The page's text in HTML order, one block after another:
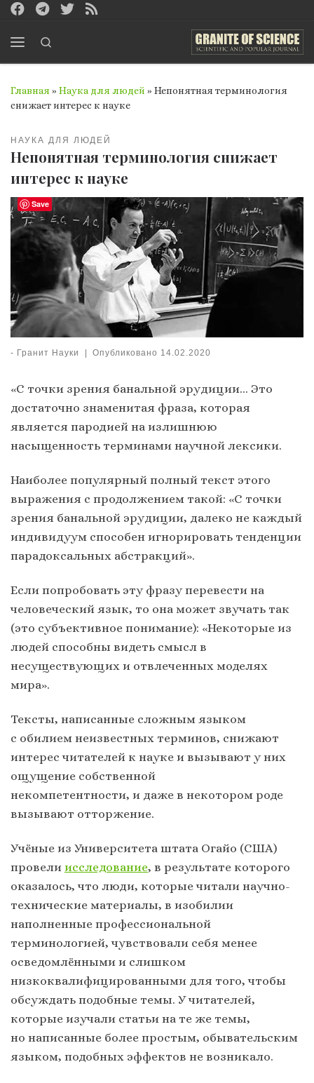
Перейти к содержимому
Главная » Наука для людей » Непонятная терминология
снижает интерес к науке
НАУКА ДЛЯ ЛЮДЕЙ
Непонятная терминология снижает
интерес к науке
- Гранит Науки | Опубликовано 14.02.2020
«С точки зрения банальной эрудиции… Это
достаточно знаменитая фраза, которая
является пародией на излишнюю
насыщенность терминами научной лексики.
Наиболее популярный полный текст этого
выражения с продолжением такой: «С точки
зрения банальной эрудиции, далеко не каждый
индивидуум способен игнорировать тенденции
парадоксальных абстракций».
Если попробовать эту фразу перевести на
человеческий язык, то она может звучать так
(это субъективное понимание): «Некоторые из
людей способны видеть смысл в
несуществующих и отвлеченных моделях
мира».
Тексты, написанные сложным языком
с обилием неизвестных терминов, снижают
интерес читателей к науке и вызывают у них
ощущение собственной
некомпетентности, и даже в некотором роде
вызывают отторжение.
Учёные из Университета штата Огайо (США)
провели исследование, в результате которого
оказалось, что люди, которые читали научно-
технические материалы, в изобилии
наполненные профессиональной
терминологией, чувствовали себя менее
осведомлёнными и слишком
низкоквалифицированными для того, чтобы
обсуждать подобные темы. У читателей,
которые изучали статьи на те же темы,
но написанные более простым, обывательским
языком, подобных эффектов не возникало.
Save